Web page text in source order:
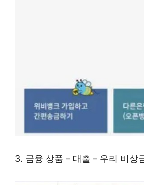
3. 금융 상품 – 대출 – 우리 비상